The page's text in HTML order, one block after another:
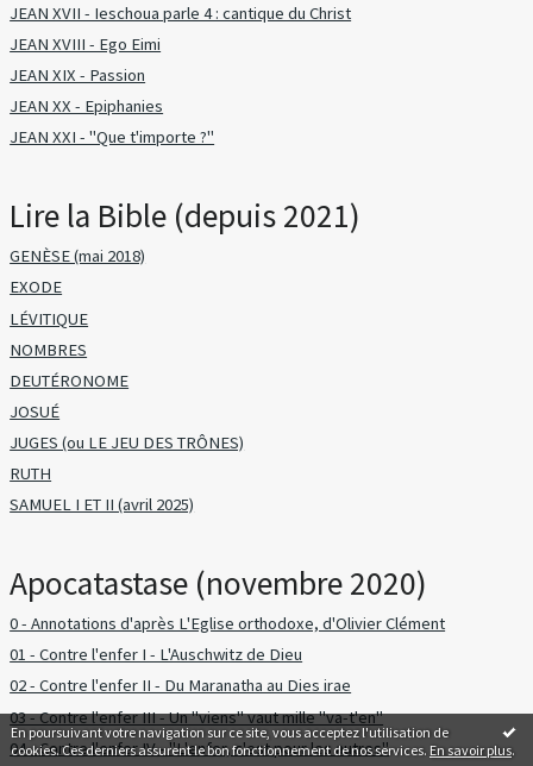
En poursuivant votre navigation sur ce site, vous acceptez l'utilisation de
cookies. Ces derniers assurent le bon fonctionnement de nos services. En savoir plus.
JEAN XVII - Ieschoua parle 4 : cantique du Christ
JEAN XVIII - Ego Eimi
JEAN XIX - Passion
JEAN XX - Epiphanies
JEAN XXI - "Que t'importe ?"
Lire la Bible (depuis 2021)
GENÈSE (mai 2018)
EXODE
LÉVITIQUE
NOMBRES
DEUTÉRONOME
JOSUÉ
JUGES (ou LE JEU DES TRÔNES)
RUTH
SAMUEL I ET II (avril 2025)
Apocatastase (novembre 2020)
0 - Annotations d'après L'Eglise orthodoxe, d'Olivier Clément
01 - Contre l'enfer I - L'Auschwitz de Dieu
02 - Contre l'enfer II - Du Maranatha au Dies irae
03 - Contre l'enfer III - Un "viens" vaut mille "va-t'en"
04 - Contre l'enfer IV - "L'enfer, c'est pour les autres"